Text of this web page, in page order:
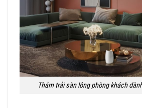
Thảm trải sàn lông phòng khách